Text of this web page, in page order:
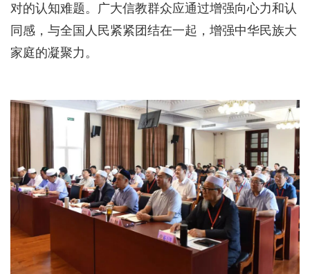
对的认知难题。广大信教群众应通过增强向心力和认
同感，与全国人民紧紧团结在一起，增强中华民族大
家庭的凝聚力。